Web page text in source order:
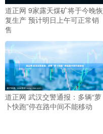
道正网 9家露天煤矿将于今晚恢
复生产 预计明日上午可正常销
售
道正网 武汉交警通报：多辆“萝
卜快跑”停在路中间不能移动